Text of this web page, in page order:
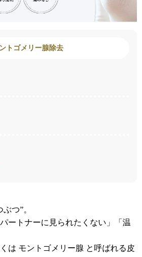
トゴメリー腺除去
つ”。
ートナーに見られたくない」「温
は モントゴメリー腺 と呼ばれる皮